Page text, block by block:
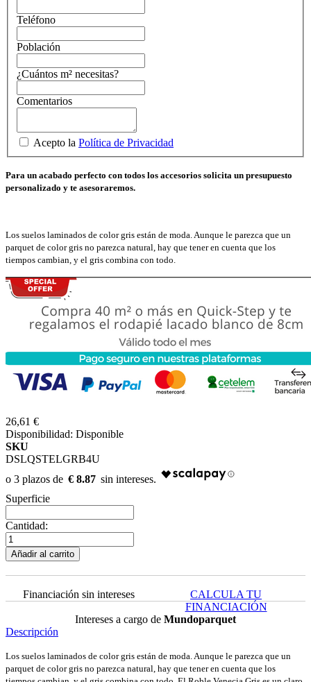
Teléfono
Población
¿Cuántos m² necesitas?
Comentarios
Acepto la Política de Privacidad
Para un acabado perfecto con todos los accesorios solicita un presupuesto
personalizado y te asesoraremos.
Los suelos laminados de color gris están de moda. Aunque le parezca que un
parquet de color gris no parezca natural, hay que tener en cuenta que los
tiempos cambian, y el gris combina con todo.
26,61 €
Disponibilidad: Disponible
SKU
DSLQSTELGRB4U
€ 8.87
Superficie
Cantidad:
Añadir al carrito
Financiación sin intereses
CALCULA TU
FINANCIACIÓN
Intereses a cargo de Mundoparquet
Descripción
Los suelos laminados de color gris están de moda. Aunque le parezca que un
parquet de color gris no parezca natural, hay que tener en cuenta que los